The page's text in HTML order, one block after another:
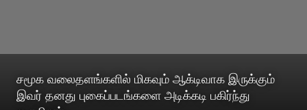
சமூக வலைதளங்களில் மிகவும் ஆக்டிவாக இருக்கும்
இவர் தனது புகைப்படங்களை அடிக்கடி பகிர்ந்து